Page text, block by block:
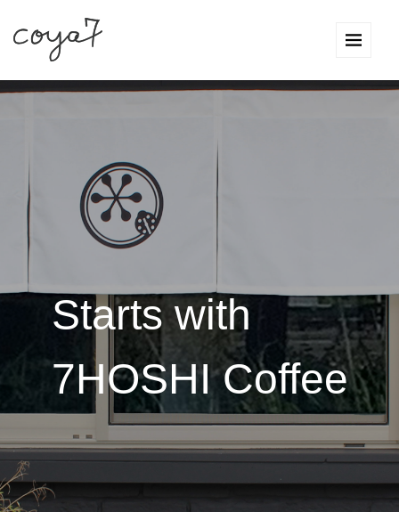
Starts with
7HOSHI Coffee